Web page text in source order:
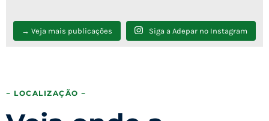
→ Veja mais publicações Siga a Adepar no Instagram
− LOCALIZAÇÃO −